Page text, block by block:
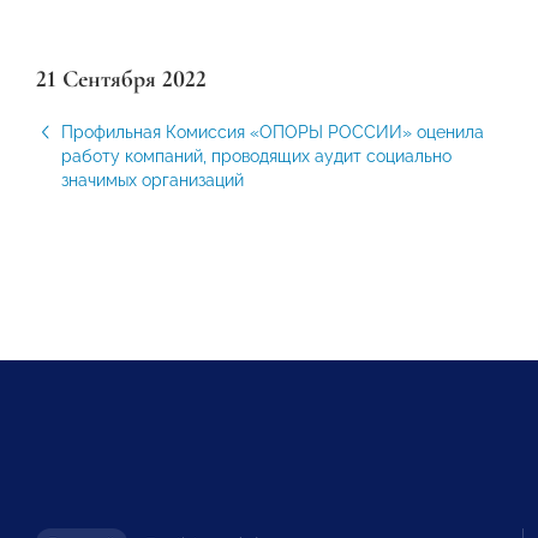
21 Сентября 2022
Профильная Комиссия «ОПОРЫ РОССИИ» оценила
работу компаний, проводящих аудит социально
значимых организаций